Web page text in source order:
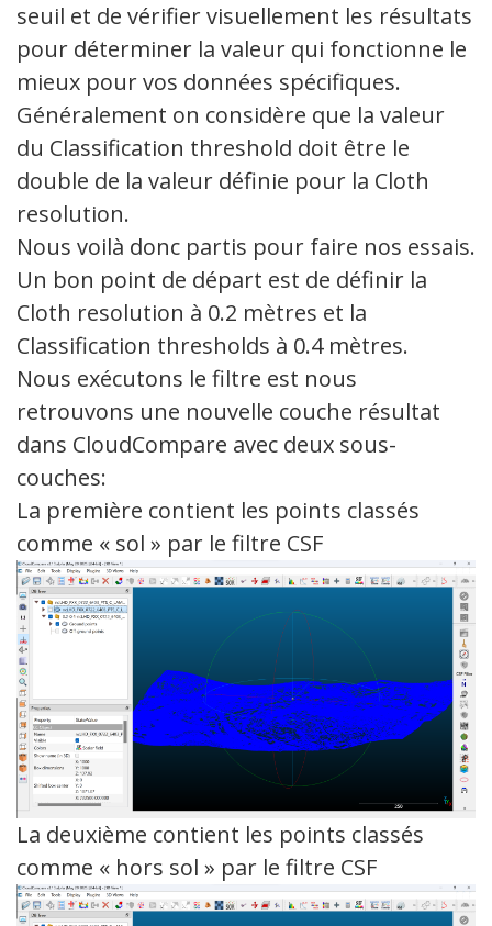
seuil et de vérifier visuellement les résultats
pour déterminer la valeur qui fonctionne le
mieux pour vos données spécifiques.
Généralement on considère que la valeur
du Classification threshold doit être le
double de la valeur définie pour la Cloth
resolution.
Nous voilà donc partis pour faire nos essais.
Un bon point de départ est de définir la
Cloth resolution à 0.2 mètres et la
Classification thresholds à 0.4 mètres.
Nous exécutons le filtre est nous
retrouvons une nouvelle couche résultat
dans CloudCompare avec deux sous-
couches:
La première contient les points classés
comme « sol » par le filtre CSF
La deuxième contient les points classés
comme « hors sol » par le filtre CSF